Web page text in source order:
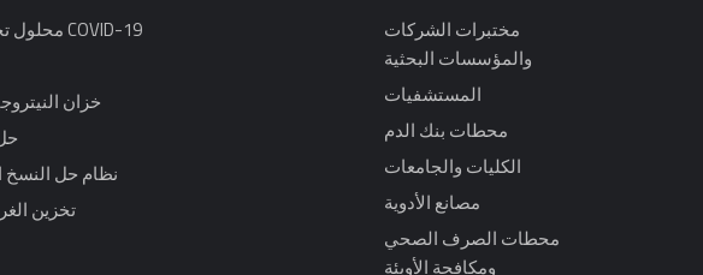
محلول تخزين لقاح COVID-19
خزان
نظام حل النسخ
تخزين
مختبرات الشركات
والمؤسسات البحثية
المستشفيات
محطات بنك الدم
الكليات والجامعات
مصانع الأدوية
محطات الصرف الصحي
ومكافحة الأوبئة